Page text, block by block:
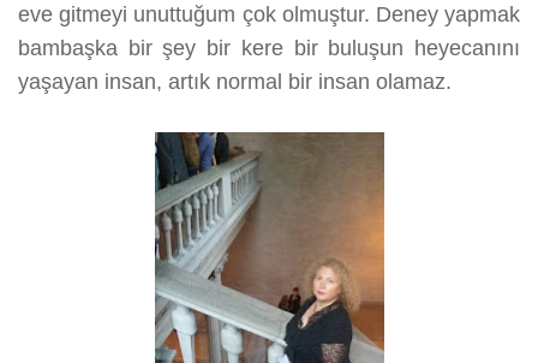
eve gitmeyi unuttuğum çok olmuştur. Deney yapmak
bambaşka bir şey bir kere bir buluşun heyecanını
yaşayan insan, artık normal bir insan olamaz.